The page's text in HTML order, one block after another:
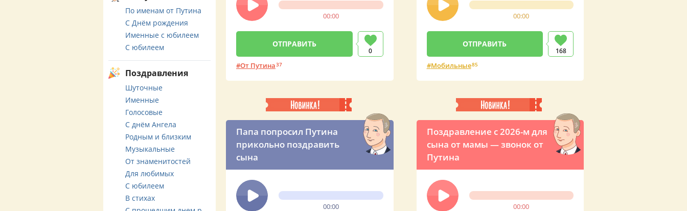
00:00
0
От Путина37
00:00
168
Мобильные85
Папа попросил Путина
прикольно поздравить
сына
00:00
Поздравление с 2026-м для
сына от мамы — звонок от
Путина
00:00
По именам от Путина
С Днём рождения
Именные с юбилеем
С юбилеем
Поздравления
Шуточные
Именные
Голосовые
С днём Ангела
Родным и близким
Музыкальные
От знаменитостей
Для любимых
С юбилеем
В стихах